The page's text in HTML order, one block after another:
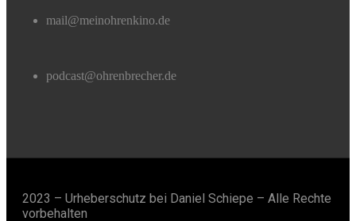
mail@meinohrenkino.de
podcast@ohrenbrecher.de
2023 – Urheberschutz bei Daniel Schiepe – Alle Rechte
vorbehalten